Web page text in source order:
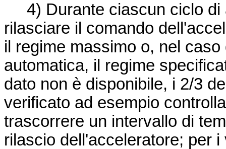
4) Durante ciascun ciclo di
rilasciare il comando
il regime massimo o, nel
automatica, il regime
dato non è disponibile, i 2/3
verificato ad esempio
trascorrere un intervallo di
rilascio dell'acceleratore; per